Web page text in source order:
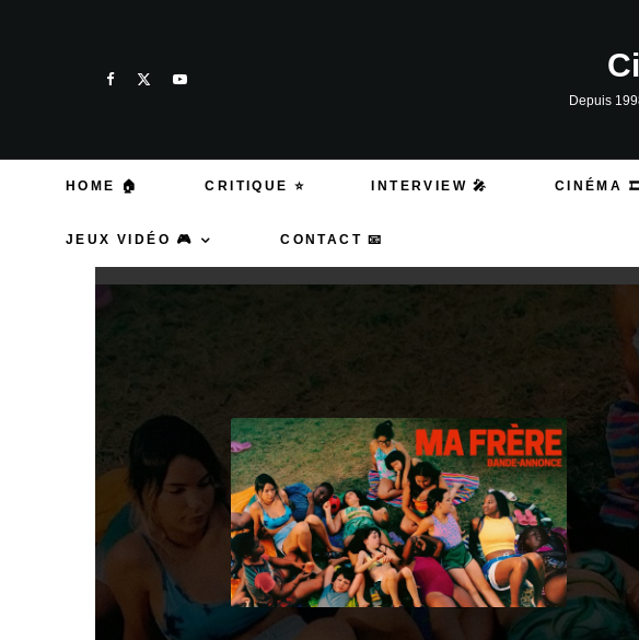
Depuis
HOME 🏠 CRITIQUE ⭐ INTERVIEW 🎤 CINÉMA
JEUX VIDÉO 🎮 CONTACT 📧